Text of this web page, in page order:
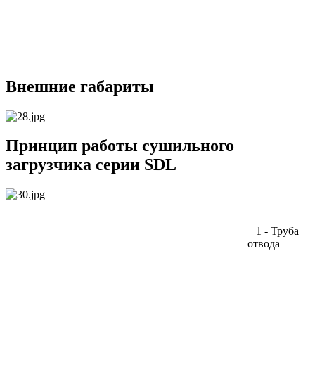
Внешние габариты
Принцип работы сушильного
загрузчика серии SDL
1 - Труба
отвода